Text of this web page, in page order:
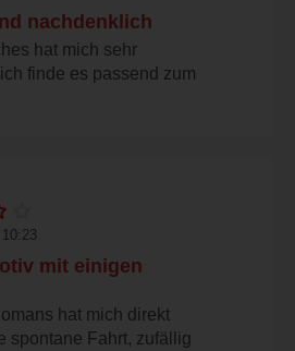
nachdenklich
hat mich sehr
finde es passend zum
mit einigen
hat mich direkt
spontane Fahrt, zufällig